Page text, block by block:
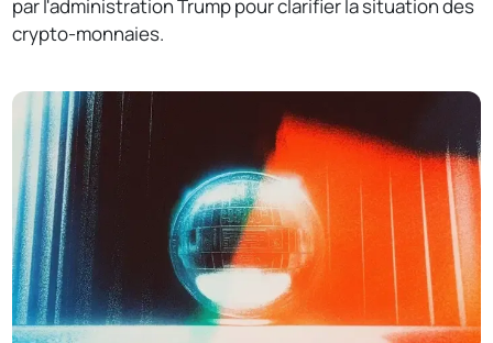
par l'administration Trump pour clarifier la situation des
crypto-monnaies.